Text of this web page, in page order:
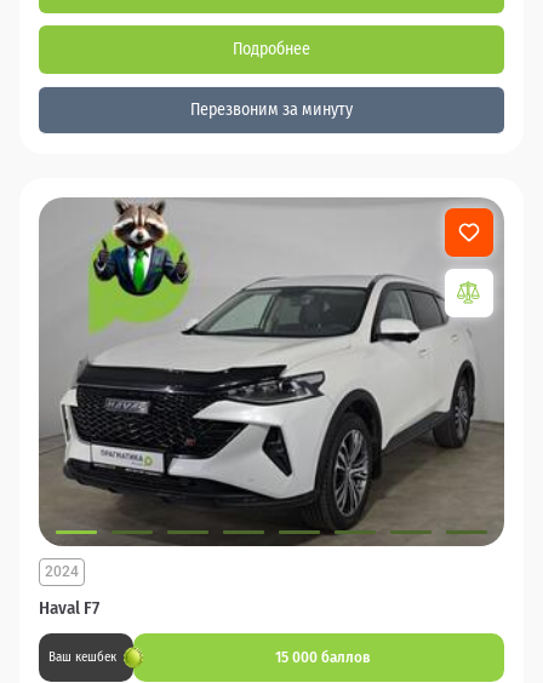
Подробнее
Перезвоним за минуту
Haval F7
2024
Ваш кешбек 15 000 баллов